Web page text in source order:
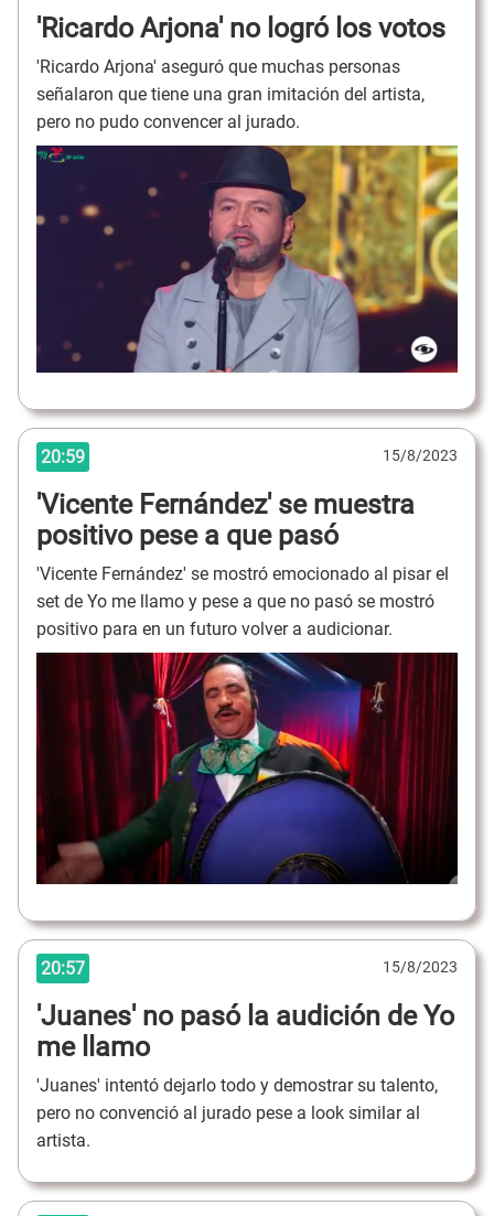
'Ricardo Arjona' no logró los votos
'Ricardo Arjona' aseguró que muchas personas
señalaron que tiene una gran imitación del artista,
pero no pudo convencer al jurado.
20:59 15/8/2023
'Vicente Fernández' se muestra
positivo pese a que pasó
'Vicente Fernández' se mostró emocionado al pisar el
set de Yo me llamo y pese a que no pasó se mostró
positivo para en un futuro volver a audicionar.
20:57 15/8/2023
'Juanes' no pasó la audición de Yo
me llamo
'Juanes' intentó dejarlo todo y demostrar su talento,
pero no convenció al jurado pese a look similar al
artista.